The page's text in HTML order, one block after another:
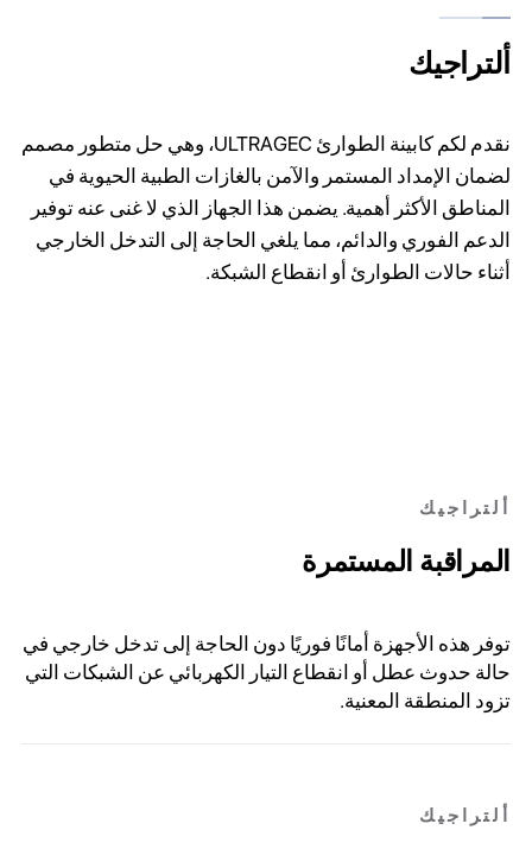
ألتراجيك
نقدم لكم كابينة الطوارئ ULTRAGEC، وهي حل متطور مصمم
لضمان الإمداد المستمر والآمن بالغازات الطبية الحيوية في
المناطق الأكثر أهمية. يضمن هذا الجهاز الذي لا غنى عنه توفير
الدعم الفوري والدائم، مما يلغي الحاجة إلى التدخل الخارجي
أثناء حالات الطوارئ أو انقطاع الشبكة.
ألتراجيك
المراقبة المستمرة
توفر هذه الأجهزة أمانًا فوريًا دون الحاجة إلى تدخل خارجي في
حالة حدوث عطل أو انقطاع التيار الكهربائي عن الشبكات التي
تزود المنطقة المعنية.
ألتراجيك